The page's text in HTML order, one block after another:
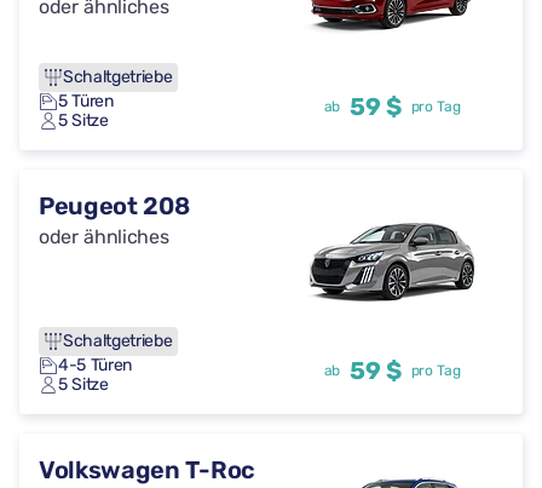
oder ähnliches
Schaltgetriebe
5 Türen
5 Sitze
ab 59 $ pro Tag
Peugeot 208
oder ähnliches
Schaltgetriebe
4-5 Türen
5 Sitze
ab 59 $ pro Tag
Volkswagen T-Roc